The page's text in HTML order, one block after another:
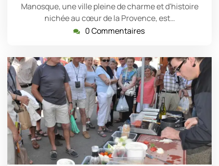
Manosque, une ville pleine de charme et d'histoire
nichée au cœur de la Provence, est…
0 Commentaires